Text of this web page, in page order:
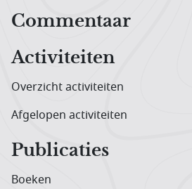
Hoofdnavigatiemenu
Commentaar
Activiteiten
Overzicht activiteiten
Afgelopen activiteiten
Publicaties
Boeken